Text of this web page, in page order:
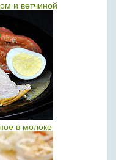
и ветчиной
в молоке